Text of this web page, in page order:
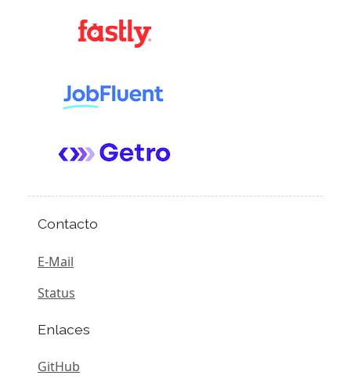
Contacto
E-Mail
Status
Enlaces
GitHub